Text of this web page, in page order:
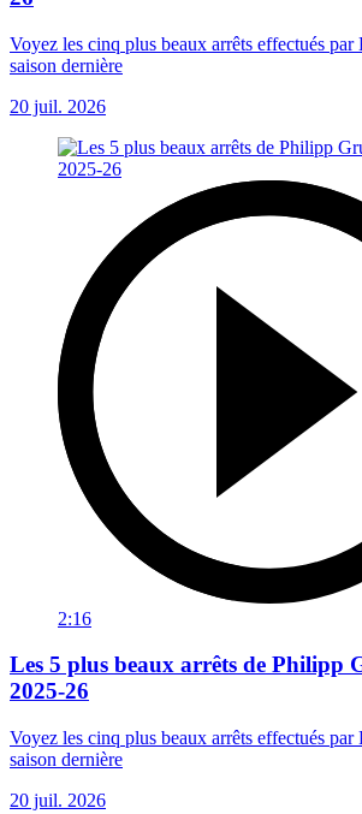
Voyez les cinq plus beaux arrêts effectués
saison dernière
20 juil. 2026
2:16
Les 5 plus beaux arrêts de Philipp
2025-26
Voyez les cinq plus beaux arrêts effectués
saison dernière
20 juil. 2026